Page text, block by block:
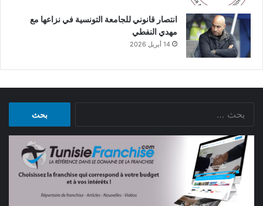
انتصار قانوني للجامعة التونسية في نزاعها مع
مهدي النفطي
14 أبريل 2026